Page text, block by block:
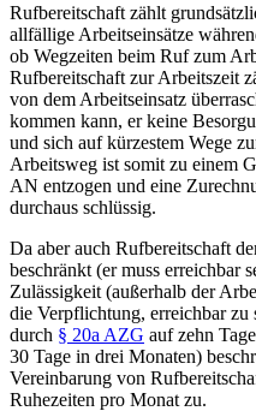
Rufbereitschaft zählt
allfällige Arbeitseinsätze
ob Wegzeiten beim Ruf zum
Rufbereitschaft zur Arbeitszeit
von dem Arbeitseinsatz
kommen kann, er keine
und sich auf kürzestem Wege
Arbeitsweg ist somit zu einem
AN entzogen und eine
durchaus schlüssig.
Da aber auch Rufbereitschaft
beschränkt (er muss erreichbar
Zulässigkeit (außerhalb der
die Verpflichtung, erreichbar
durch § 20a AZG auf zehn
30 Tage in drei Monaten)
Vereinbarung von
Ruhezeiten pro Monat zu.